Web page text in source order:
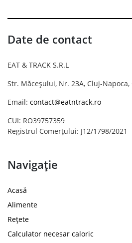
Date de contact
EAT & TRACK S.R.L
Str. Măceșului, Nr. 23A, Cluj-Napoca,
Email: contact@eatntrack.ro
CUI: RO39757359
Registrul Comerțului: J12/1798/2021
Navigație
Acasă
Alimente
Rețete
Calculator necesar caloric